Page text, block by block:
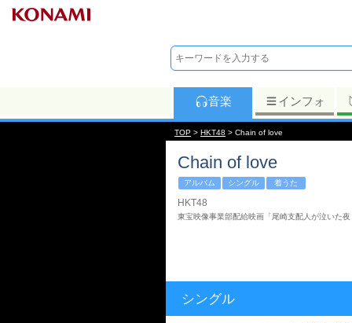
音楽 インフォ
TOP > HKT48 > Chain of love
Chain of love
アルバム シングル 着うた
HKT48
東宝映像事業部配給映画「尾崎支配人が泣いた
シングル